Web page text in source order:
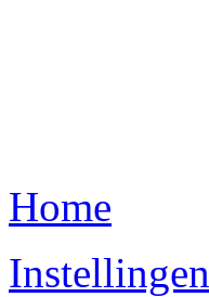
Home
Instellingen